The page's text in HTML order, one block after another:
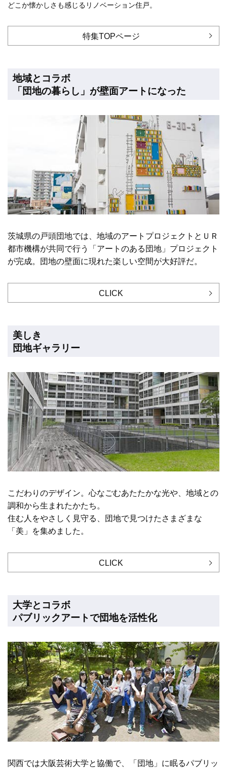
どこか懐かしさも感じるリノベーション住戸。
特集TOPページ
地域とコラボ
「団地の暮らし」が壁面アートになった
茨城県の戸頭団地では、地域のアートプロジェクトとＵＲ
都市機構が共同で行う「アートのある団地」プロジェクト
が完成。団地の壁面に現れた楽しい空間が大好評だ。
CLICK
美しき
団地ギャラリー
こだわりのデザイン。心なごむあたたかな光や、地域との
調和から生まれたかたち。
住む人をやさしく見守る、団地で見つけたさまざまな
「美」を集めました。
CLICK
大学とコラボ
パブリックアートで団地を活性化
関西では大阪芸術大学と協働で、「団地」に眠るパブリッ